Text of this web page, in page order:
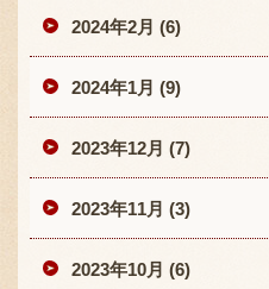
2024年2月 (6)
2024年1月 (9)
2023年12月 (7)
2023年11月 (3)
2023年10月 (6)